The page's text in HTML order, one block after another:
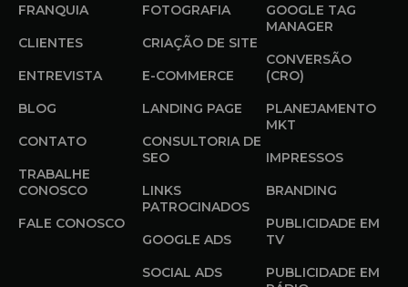
FRANQUIA
CLIENTES
ENTREVISTA
BLOG
CONTATO
TRABALHE
CONOSCO
FALE CONOSCO
FOTOGRAFIA
CRIAÇÃO DE SITE
E-COMMERCE
LANDING PAGE
CONSULTORIA DE
SEO
LINKS
PATROCINADOS
GOOGLE ADS
SOCIAL ADS
GOOGLE TAG
MANAGER
CONVERSÃO
(CRO)
PLANEJAMENTO
MKT
IMPRESSOS
BRANDING
PUBLICIDADE EM
TV
PUBLICIDADE EM